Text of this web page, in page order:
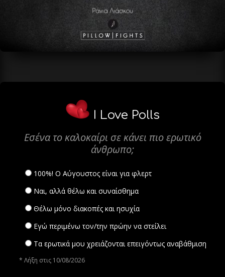
I Love Polls
Εσένα το καλοκαίρι σε κάνει πιο ερωτικό
άνθρωπο;
100%! Ο Αύγουστος είναι για φλερτ
Ναι, αλλά θέλω και συναίσθημα
Θέλω μόνο διακοπές και ησυχία
Εγώ περιμένω τον/την πρώην να στείλει
Τα ερωτικά μου χρειάζονται επειγόντως αναβάθμιση
* Λήξη στις 10/08/2026